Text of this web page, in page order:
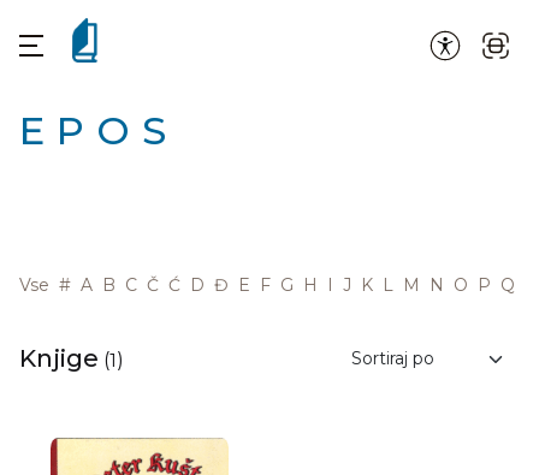
EPOS
Vse # A B C Č Ć D Đ E F G H I J K L M N O P Q
Knjige (1)